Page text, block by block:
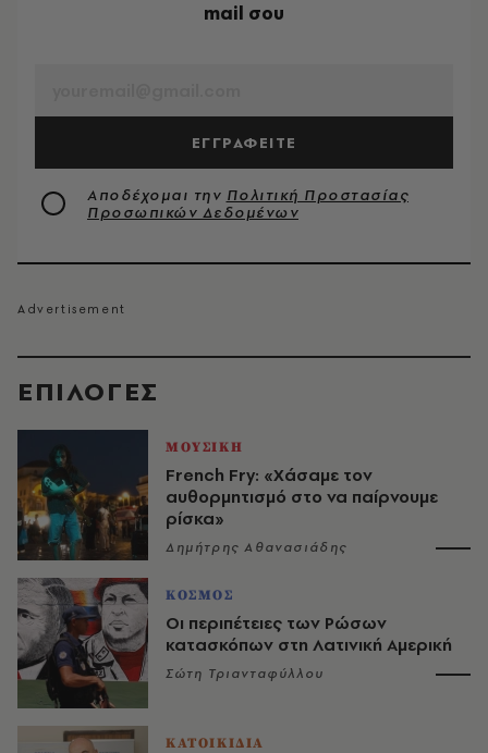
EΠΙΛΟΓΈΣ
ΜΟΥΣΙΚΗ
French Fry: «Χάσαμε τον
αυθορμητισμό στο να παίρνουμε
ρίσκα»
Δημήτρης Αθανασιάδης
ΚΟΣΜΟΣ
Οι περιπέτειες των Ρώσων
κατασκόπων στη Λατινική Αμερική
Σώτη Τριανταφύλλου
ΚΑΤΟΙΚΙΔΙΑ
mail σου
ΕΓΓΡΑΦΕΙΤΕ
Αποδέχομαι την Πολιτική Προστασίας
Προσωπικών Δεδομένων